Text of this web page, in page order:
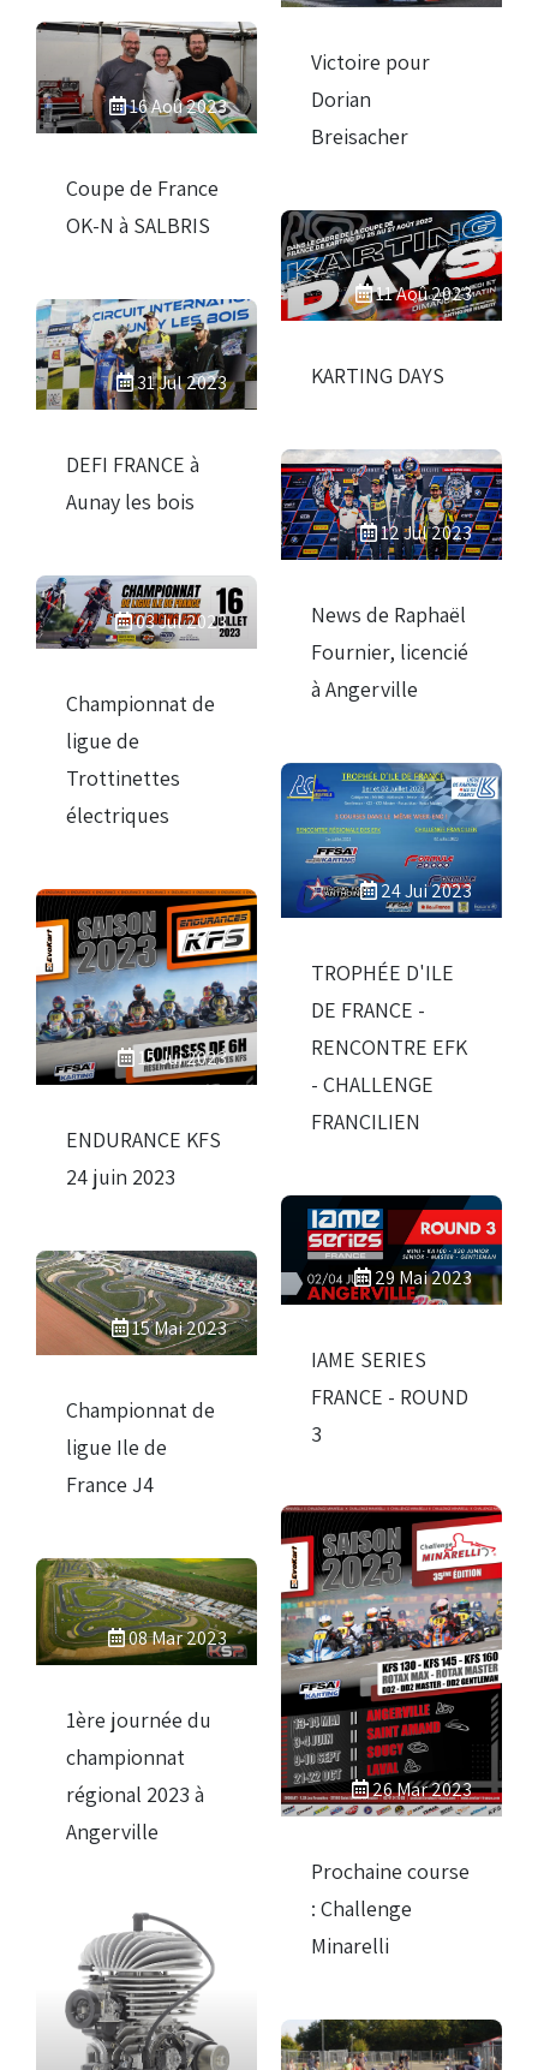
Victoire pour
Dorian
Breisacher
16 Aoû 2023
Coupe de France
OK-N à SALBRIS
11 Aoû 2023
KARTING DAYS
31 Jul 2023
DEFI FRANCE à
Aunay les bois
12 Jul 2023
News de Raphaël
Fournier, licencié
à Angerville
03 Jul 2023
Championnat de
ligue de
Trottinettes
électriques
24 Jui 2023
TROPHÉE D'ILE
DE FRANCE -
RENCONTRE EFK
- CHALLENGE
FRANCILIEN
15 Jui 2023
ENDURANCE KFS
24 juin 2023
29 Mai 2023
IAME SERIES
FRANCE - ROUND
3
15 Mai 2023
Championnat de
ligue Ile de
France J4
26 Mar 2023
Prochaine course
: Challenge
Minarelli
08 Mar 2023
1ère journée du
championnat
régional 2023 à
Angerville